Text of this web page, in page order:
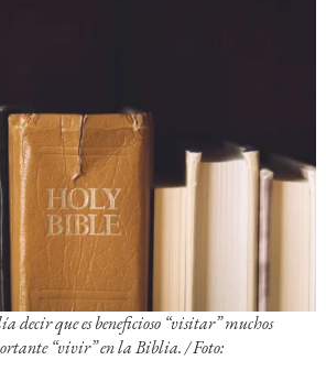
decir que es beneficioso “visitar” muchos
“vivir” en la Biblia. /Foto: